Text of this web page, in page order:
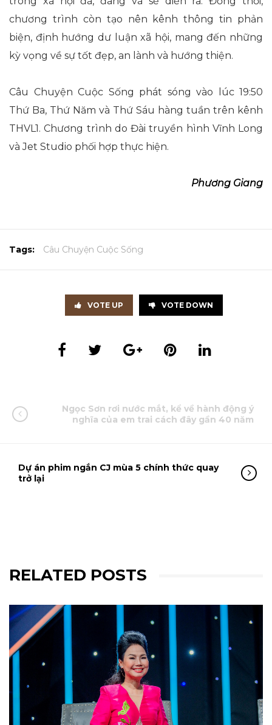
chương trình còn tạo nên kênh thông tin phản
biện, định hướng dư luận xã hội, mang đến những
kỳ vọng về sự tốt đẹp, an lành và hướng thiện.
Câu Chuyện Cuộc Sống phát sóng vào lúc 19:50
Thứ Ba, Thứ Năm và Thứ Sáu hàng tuần trên kênh
THVL1. Chương trình do Đài truyền hình Vĩnh Long
và Jet Studio phối hợp thực hiện.
Phương Giang
Tags: Câu Chuyện Cuộc Sống
VOTE UP VOTE DOWN
Ngọc Sơn rơi nước mắt, kể về hành động ý
nghĩa của em trai cách đây gần 40 năm
Dự án phim ngắn CJ mùa 5 chính thức quay
trở lại
RELATED POSTS